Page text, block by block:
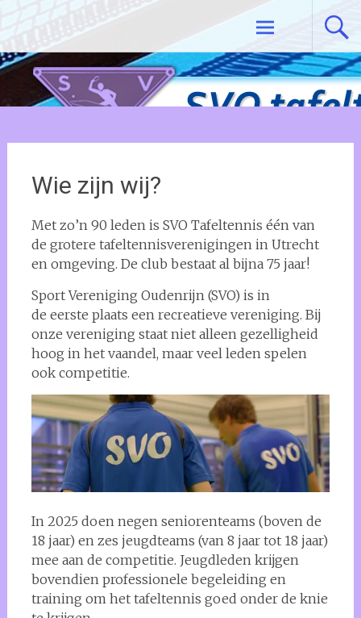
de
inhoud
Tafeltennisvereniging SVO De Meern
Wie zijn wij?
Met zo’n 90 leden is SVO Tafeltennis één van
de grotere tafeltennisverenigingen in Utrecht
en omgeving. De club bestaat al bijna 75 jaar!
Sport Vereniging Oudenrijn (SVO) is in
de eerste plaats een recreatieve vereniging. Bij
onze vereniging staat niet alleen gezelligheid
hoog in het vaandel, maar veel leden spelen
ook competitie.
In 2025 doen negen seniorenteams (boven de
18 jaar) en zes jeugdteams (van 8 jaar tot 18 jaar)
mee aan de competitie. Jeugdleden krijgen
bovendien professionele begeleiding en
training om het tafeltennis goed onder de knie